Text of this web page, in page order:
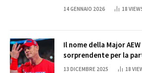
14 GENNAIO 2026 18
Il nome della Major
sorprendente per la
Cena
13 DICEMBRE 2025 18